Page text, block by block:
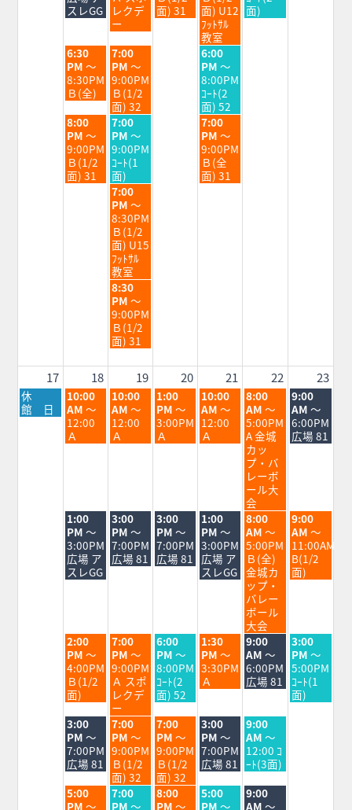
月
11th
スレGG
月
12th
2026
レクデ
ー
月
13th
面) 31
月
14th
2026
面) U12
ﾌｯﾄｻﾙ
教室
月
15th
面)
火
曜
日,
8
月
11th
2026
6:30
PM ～
8:30PM
Ｂ(全)
水
曜
日,
8
月
12th
2026
7:00
PM ～
9:00PM
Ｂ(1/2
面) 32
金
曜
日,
8
月
14th
2026
6:00
PM ～
8:00PM
ｺｰﾄ(2
面) 52
火
曜
日,
8
月
11th
8:00
PM ～
9:00PM
Ｂ(1/2
面) 31
水
曜
日,
8
月
12th
2026
7:00
PM ～
9:00PM
ｺｰﾄ(1
面)
金
曜
日,
8
月
14th
7:00
PM ～
9:00PM
Ｂ(全
面) 31
水
曜
日,
8
月
12th
2026
7:00
PM ～
8:30PM
Ｂ(1/2
面) U15
ﾌｯﾄｻﾙ
教室
水
曜
日,
8
月
12th
2026
8:30
PM ～
9:00PM
Ｂ(1/2
面) 31
17 18 19 20 21 22 23
月
曜
日,
休
館 日
火
曜
日,
8
月
10:00
AM ～
12:00
Ａ
水
曜
日,
8
月
10:00
AM ～
12:00
Ａ
木
曜
日,
8
月
1:00
PM ～
3:00PM
Ａ
金
曜
日,
8
月
10:00
AM ～
12:00
Ａ
土
曜
日,
8
月
22nd
2026
8:00
AM ～
5:00PM
A 金城
カッ
プ・バ
レーボ
ール大
会
日
曜
日,
8
月
9:00
AM ～
6:00PM
広場 81
火
曜
日,
8
月
18th
1:00
PM ～
3:00PM
広場 ア
スレGG
水
曜
日,
8
月
3:00
PM ～
7:00PM
広場 81
木
曜
日,
8
月
3:00
PM ～
7:00PM
広場 81
金
曜
日,
8
月
21st
1:00
PM ～
3:00PM
広場 ア
スレGG
土
曜
日,
8
月
22nd
2026
8:00
AM ～
5:00PM
Ｂ(全)
金城カ
ップ・
バレー
ボール
大会
日
曜
日,
8
月
23rd
9:00
AM ～
11:00AM
B(1/2
面)
火
曜
日,
8
月
18th
2026
2:00
PM ～
4:00PM
Ｂ(1/2
面)
水
曜
日,
8
月
19th
2026
7:00
PM ～
9:00PM
Ａ スポ
レクデ
ー
木
曜
日,
8
月
20th
2026
6:00
PM ～
8:00PM
ｺｰﾄ(2
面) 52
金
曜
日,
8
月
2026
1:30
PM ～
3:30PM
Ａ
土
曜
日,
8
月
2026
9:00
AM ～
6:00PM
広場 81
日
曜
日,
8
月
23rd
3:00
PM ～
5:00PM
ｺｰﾄ(1
面)
火
曜
日,
8
月
18th
2026
3:00
PM ～
7:00PM
広場 81
水
曜
日,
8
月
19th
2026
7:00
PM ～
9:00PM
Ｂ(1/2
面) 32
木
曜
日,
8
月
20th
2026
7:00
PM ～
9:00PM
Ｂ(1/2
面) 32
金
曜
日,
8
月
21st
2026
3:00
PM ～
7:00PM
広場 81
土
曜
日,
8
月
22nd
2026
9:00
AM ～
12:00 ｺ
ｰﾄ(3面)
火
曜
5:00
PM ～
水
曜
7:00
PM ～
木
曜
8:00
PM ～
金
曜
5:00
PM ～
土
曜
9:00
AM ～